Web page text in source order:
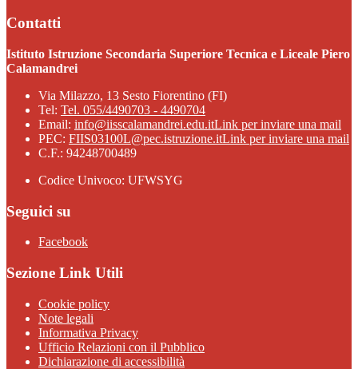
Contatti
Istituto Istruzione Secondaria Superiore Tecnica e Liceale Piero
Calamandrei
Via Milazzo, 13 Sesto Fiorentino (FI)
Tel: Tel. 055/4490703 - 4490704
Email: info@iisscalamandrei.edu.itLink per inviare una mail
PEC: FIIS03100L@pec.istruzione.itLink per inviare una mail
C.F.: 94248700489
Codice Univoco: UFWSYG
Seguici su
Facebook
Sezione Link Utili
Cookie policy
Note legali
Informativa Privacy
Ufficio Relazioni con il Pubblico
Dichiarazione di accessibilità